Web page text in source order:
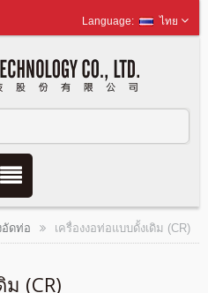
ไทย
อัดท่อ เครื่องงอท่อแบบดั้งเดิม (CR)
(CR)